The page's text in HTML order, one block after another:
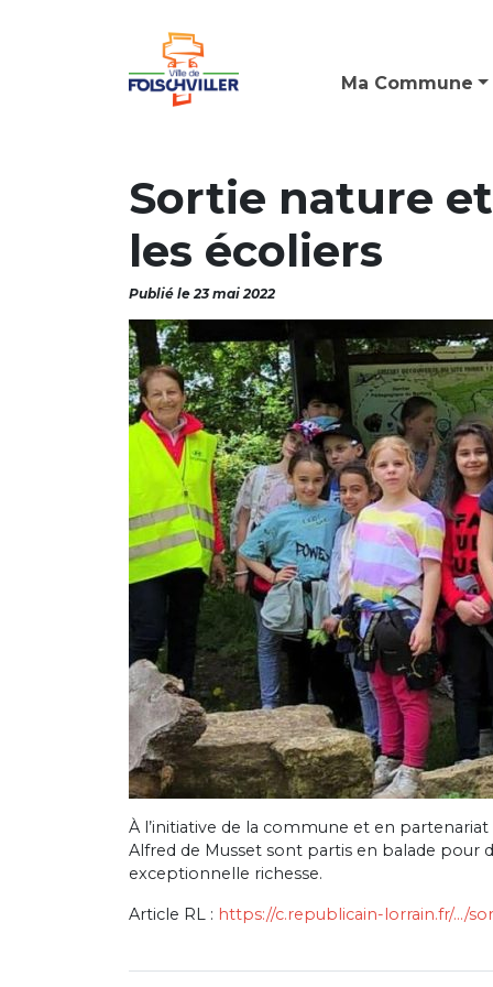
Ma Commune
Sortie nature
les écoliers
Publié le 23 mai 2022
À l’initiative de la commune et en
Alfred de Musset sont partis en balade pour
exceptionnelle richesse.
Article RL : https://c.republicain-lorrain.fr/…/